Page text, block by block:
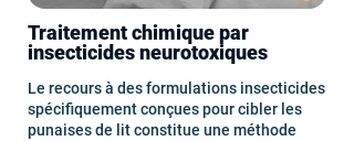
Traitement chimique par
insecticides neurotoxiques
Le recours à des formulations insecticides
spécifiquement conçues pour cibler les
punaises de lit constitue une méthode